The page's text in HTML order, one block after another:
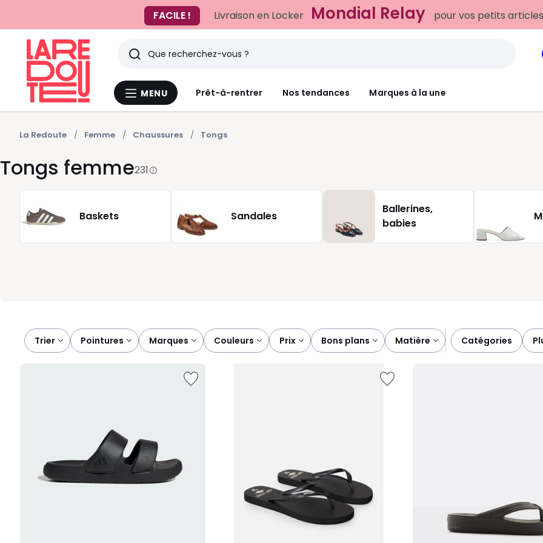
FACILE !
Livraison en Locker Mondial Relay pour vos petits articles
Menu
MENU Prêt-à-rentrer Nos tendances Marques à la une
Rechercher
Derniers
articles
vus
La Redoute Femme Chaussures Tongs
Tongs femme231
Baskets Sandales
Ballerines,
babies
Trier
pointures marques couleurs prix bons plans matière catégories